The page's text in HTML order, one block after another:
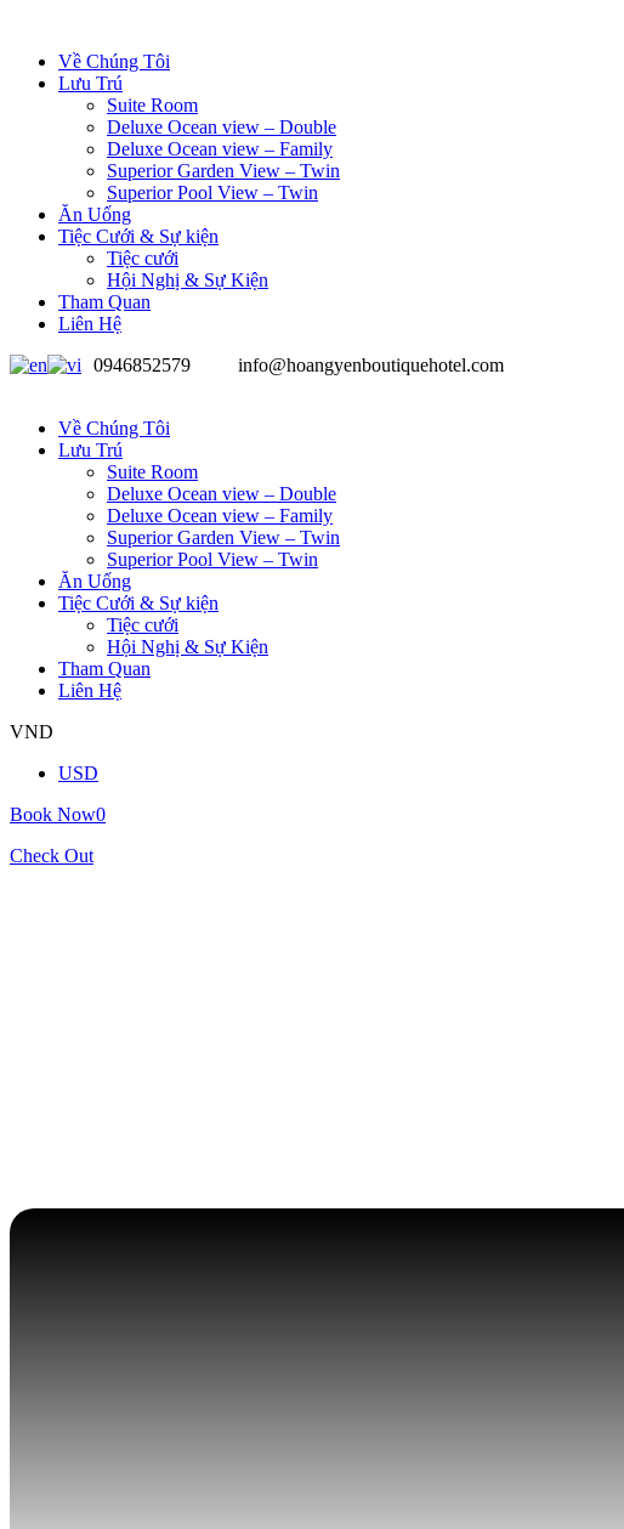
Về Chúng Tôi
Lưu Trú
Suite Room
Deluxe Ocean view – Double
Deluxe Ocean view – Family
Superior Garden View – Twin
Superior Pool View – Twin
Ăn Uống
Tiệc Cưới & Sự kiện
Tiệc cưới
Hội Nghị & Sự Kiện
Tham Quan
Liên Hệ
0946852579
info@hoangyenboutiquehotel.com
Về Chúng Tôi
Lưu Trú
Suite Room
Deluxe Ocean view – Double
Deluxe Ocean view – Family
Superior Garden View – Twin
Superior Pool View – Twin
Ăn Uống
Tiệc Cưới & Sự kiện
Tiệc cưới
Hội Nghị & Sự Kiện
Tham Quan
Liên Hệ
VND
USD
Book Now0
Check Out